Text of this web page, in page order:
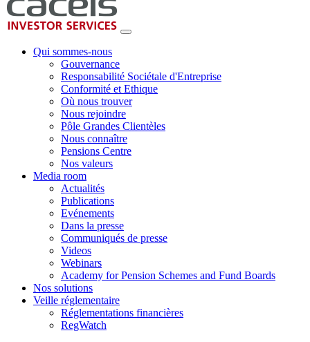
Qui sommes-nous
Gouvernance
Responsabilité Sociétale d'Entreprise
Conformité et Ethique
Où nous trouver
Nous rejoindre
Pôle Grandes Clientèles
Nous connaître
Pensions Centre
Nos valeurs
Media room
Actualités
Publications
Evénements
Dans la presse
Communiqués de presse
Videos
Webinars
Academy for Pension Schemes and Fund Boards
Nos solutions
Veille réglementaire
Réglementations financières
RegWatch